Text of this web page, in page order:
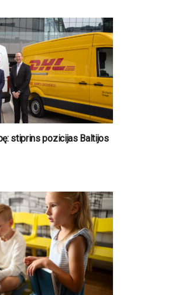
stiprins pozicijas Baltijos